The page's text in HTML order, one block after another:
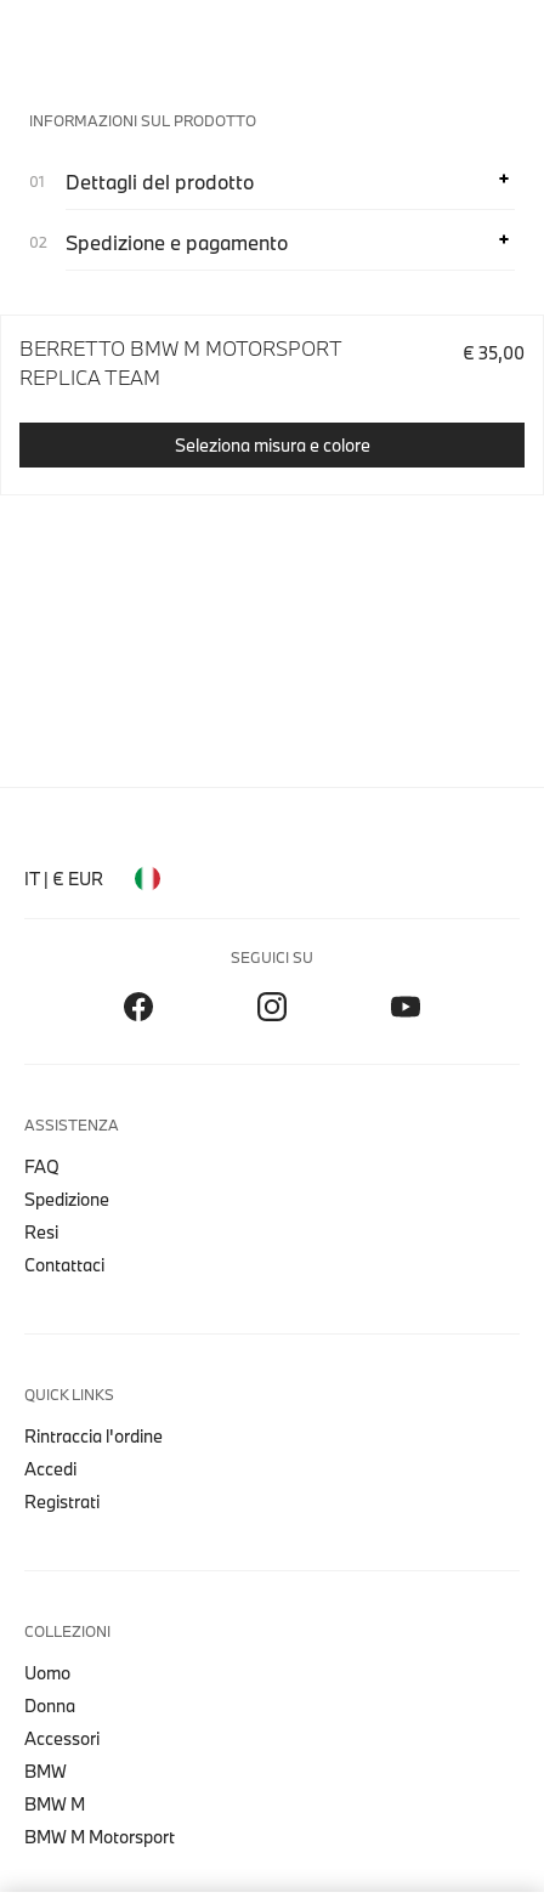
INFORMAZIONI SUL PRODOTTO
Dettagli del prodotto
Spedizione e pagamento
BERRETTO BMW M MOTORSPORT
REPLICA TEAM
€ 35,00
Seleziona misura e colore
IT | € EUR
SEGUICI SU
ASSISTENZA
FAQ
Spedizione
Resi
Contattaci
QUICK LINKS
Rintraccia l'ordine
Accedi
Registrati
COLLEZIONI
Uomo
Donna
Accessori
BMW
BMW M
BMW M Motorsport